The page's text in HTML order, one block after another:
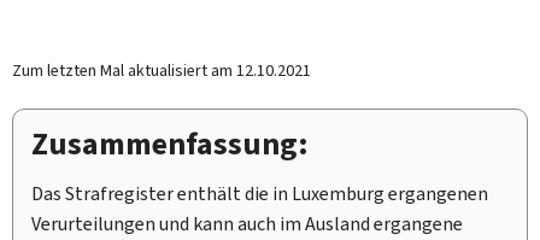
Zum letzten Mal aktualisiert am 12.10.2021
Zusammenfassung:
Das Strafregister enthält die in Luxemburg ergangenen
Verurteilungen und kann auch im Ausland ergangene